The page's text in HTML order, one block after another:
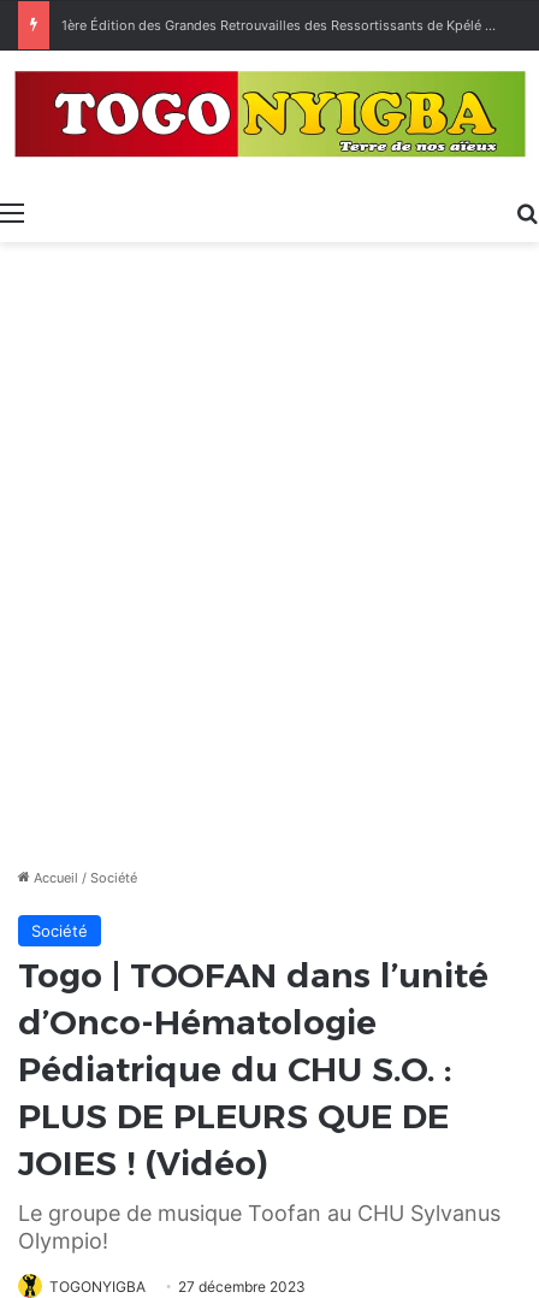
1ère Édition des Grandes Retrouvailles des Ressortissants de Kpélé Govié Apégamé / Sokpé
Menu
Accueil / Société
Société
Togo | TOOFAN dans l’unité
d’Onco-Hématologie
Pédiatrique du CHU S.O. :
PLUS DE PLEURS QUE DE
JOIES ! (Vidéo)
Le groupe de musique Toofan au CHU Sylvanus
Olympio!
TOGONYIGBA 27 décembre 2023